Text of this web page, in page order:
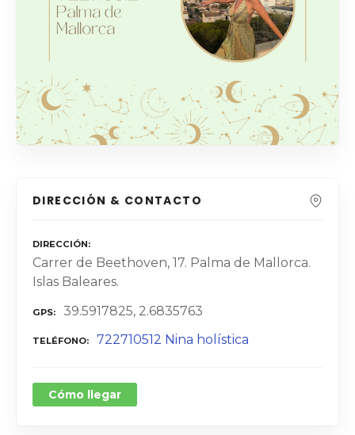
DIRECCIÓN & CONTACTO
DIRECCIÓN
Carrer de Beethoven, 17. Palma de Mallorca.
Islas Baleares.
GPS 39.5917825, 2.6835763
TELÉFONO 722710512 Nina holística
Cómo llegar